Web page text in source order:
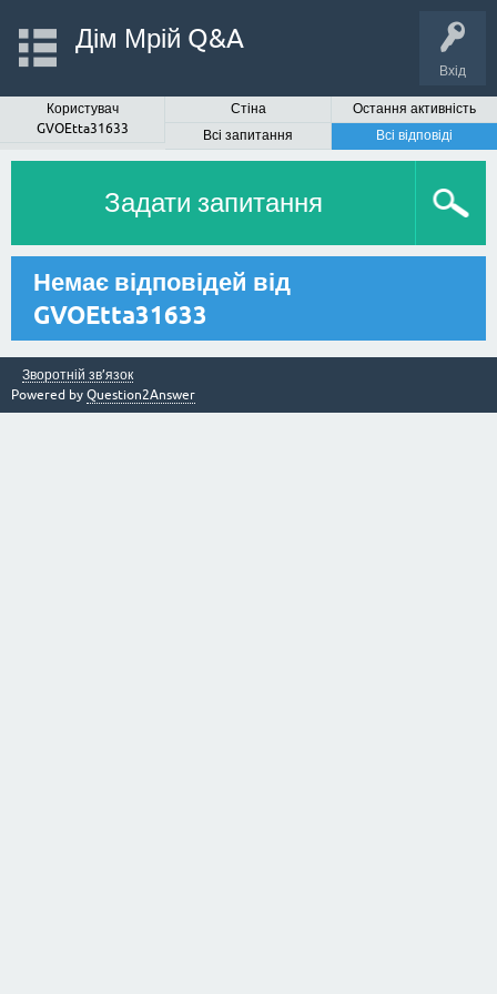
Вхід
Дім Мрій Q&A
Користувач
GVOEtta31633
Стіна
Остання активність
Всі запитання
Всі відповіді
Задати запитання
Немає відповідей від
GVOEtta31633
Зворотній зв’язок
Powered by Question2Answer